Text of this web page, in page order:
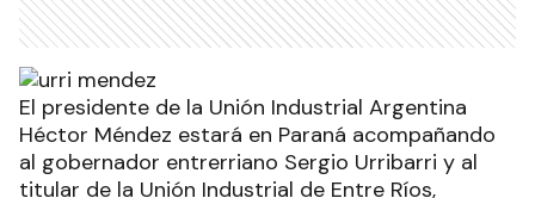
El presidente de la Unión Industrial Argentina
Héctor Méndez estará en Paraná acompañando
al gobernador entrerriano Sergio Urribarri y al
titular de la Unión Industrial de Entre Ríos,